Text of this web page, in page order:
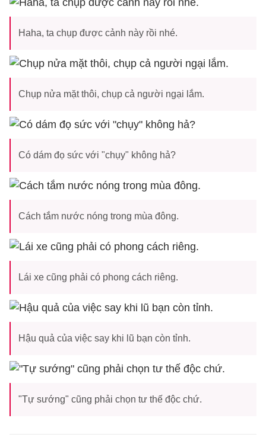
Haha, ta chụp được cảnh này rồi nhé.
Chụp nửa mặt thôi, chụp cả người ngại lắm.
Có dám đọ sức với "chụy" không hả?
Cách tắm nước nóng trong mùa đông.
Lái xe cũng phải có phong cách riêng.
Hậu quả của việc say khi lũ bạn còn tỉnh.
"Tự sướng" cũng phải chọn tư thế độc chứ.